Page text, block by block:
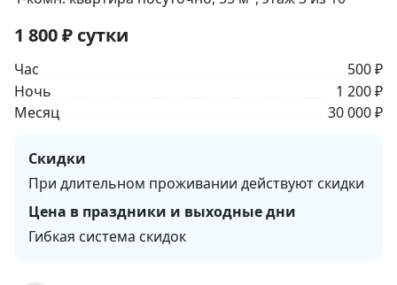
1 800₽ сутки
Час
500 ₽
Ночь
1 200 ₽
Месяц
30 000 ₽
Скидки
При длительном проживании действуют скидки
Цена в праздники и выходные дни
Гибкая система скидок